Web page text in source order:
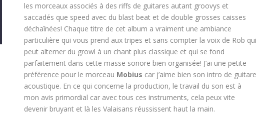
les morceaux associés à des riffs de guitares autant groovys et
saccadés que speed avec du blast beat et de double grosses caisses
déchaînées! Chaque titre de cet album a vraiment une ambiance
particulière qui vous prend aux tripes et sans compter la voix de Rob qui
peut alterner du growl à un chant plus classique et qui se fond
parfaitement dans cette masse sonore bien organisée! J’ai une petite
préférence pour le morceau Mobius car j’aime bien son intro de guitare
acoustique. En ce qui concerne la production, le travail du son est à
mon avis primordial car avec tous ces instruments, cela peux vite
devenir bruyant et là les Valaisans réussissent haut la main.